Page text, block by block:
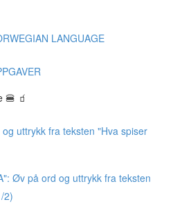
LANGUAGE
🍔 🧃
og uttrykk fra teksten "Hva spiser
Øv på ord og uttrykk fra teksten
2)